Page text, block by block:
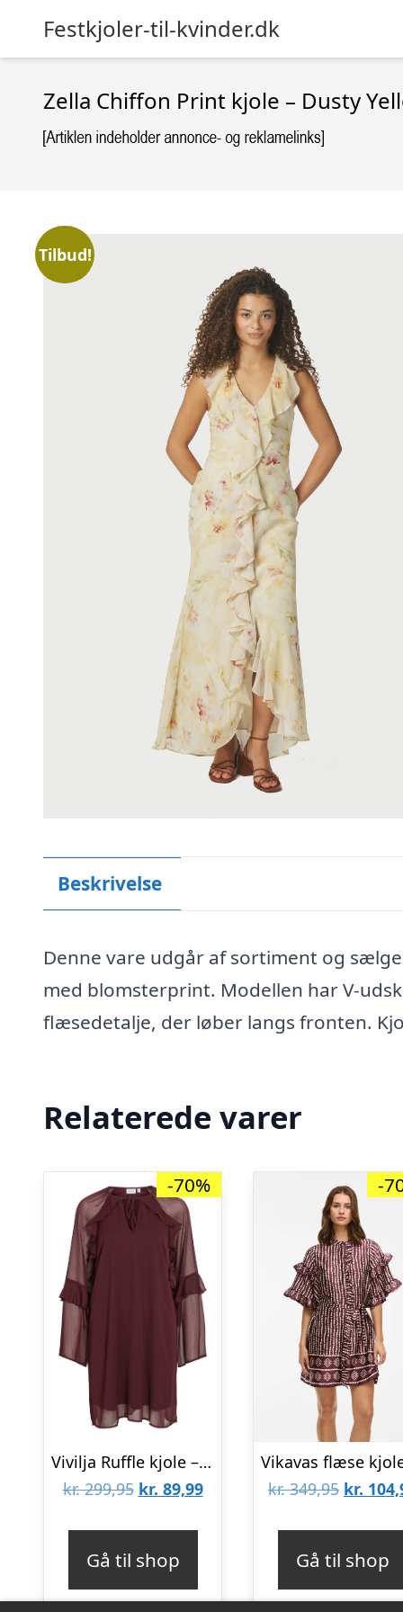
Festkjoler-til-kvinder.dk
Zella Chiffon Print kjole – Dusty
Tilbud!
Beskrivelse
Denne vare udgår af sortiment og
med blomsterprint. Modellen har V-
flæsedetalje, der løber langs fronten.
Relaterede varer
-70%
Vivilja Ruffle kjole – Fig
kr.299,95 Den
var:
kr. 299,95.
kr. 89,99Den
kr. 89,99.
Gå til shop
-
kr.349,95 Den
var:
kr.
kr.
Gå til shop